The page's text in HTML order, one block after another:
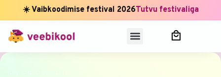
☀️ Vaibkoodimise festival 2026Tutvu festivaliga
,